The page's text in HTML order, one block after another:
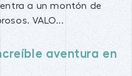
a un montón de
VALO...
aventura en